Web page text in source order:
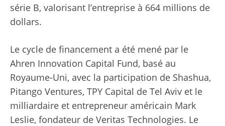
série B, valorisant l’entreprise à 664 millions de
dollars.
Le cycle de financement a été mené par le
Ahren Innovation Capital Fund, basé au
Royaume-Uni, avec la participation de Shashua,
Pitango Ventures, TPY Capital de Tel Aviv et le
milliardaire et entrepreneur américain Mark
Leslie, fondateur de Veritas Technologies. Le